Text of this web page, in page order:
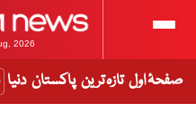
2026
صفحۂ اول تازہ ترین پاکستان دنیا